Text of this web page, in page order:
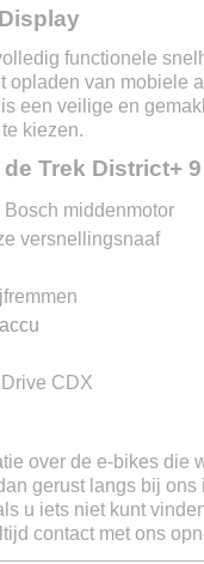
functionele
opladen van mobiele
een veilige en
kiezen.
Trek District+ 9
middenmotor
versnellingsnaaf
CDX
over de e-bikes die
gerust langs bij
u iets niet kunt
contact met ons